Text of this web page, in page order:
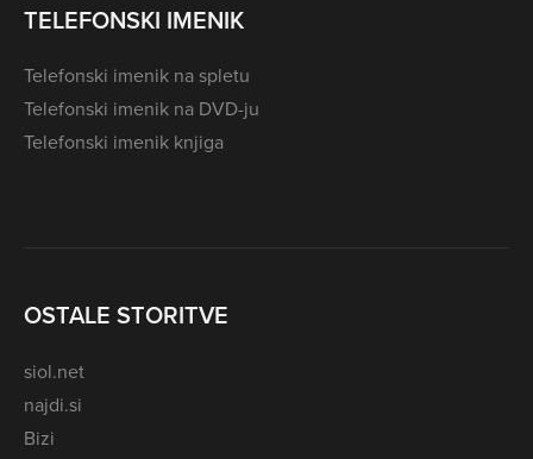
TELEFONSKI IMENIK
Telefonski imenik na spletu
Telefonski imenik na DVD-ju
Telefonski imenik knjiga
OSTALE STORITVE
siol.net
najdi.si
Bizi